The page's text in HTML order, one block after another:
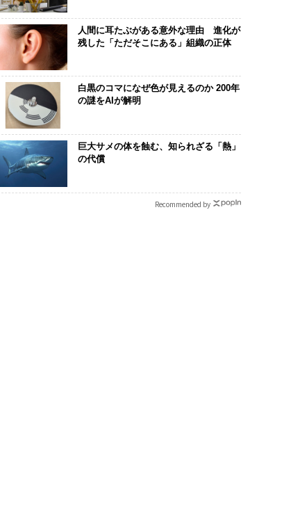
人間に耳たぶがある意外な理由 進化が
残した「ただそこにある」組織の正体
白黒のコマになぜ色が見えるのか 200年
の謎をAIが解明
巨大サメの体を蝕む、知られざる「熱」
の代償
Recommended by